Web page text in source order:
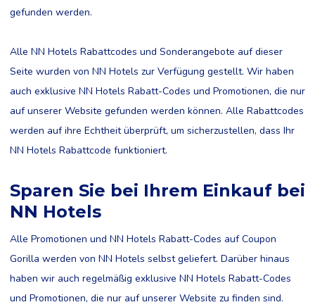
gefunden werden.
Alle NN Hotels Rabattcodes und Sonderangebote auf dieser
Seite wurden von NN Hotels zur Verfügung gestellt. Wir haben
auch exklusive NN Hotels Rabatt-Codes und Promotionen, die nur
auf unserer Website gefunden werden können. Alle Rabattcodes
werden auf ihre Echtheit überprüft, um sicherzustellen, dass Ihr
NN Hotels Rabattcode funktioniert.
Sparen Sie bei Ihrem Einkauf bei
NN Hotels
Alle Promotionen und NN Hotels Rabatt-Codes auf Coupon
Gorilla werden von NN Hotels selbst geliefert. Darüber hinaus
haben wir auch regelmäßig exklusive NN Hotels Rabatt-Codes
und Promotionen, die nur auf unserer Website zu finden sind.